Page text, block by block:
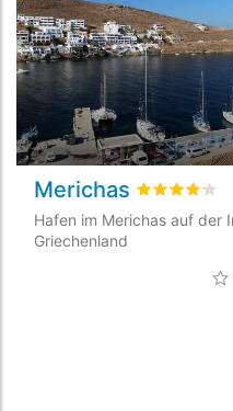
Merichas bewertet4.2
Hafen im Merichas auf der
Griechenland